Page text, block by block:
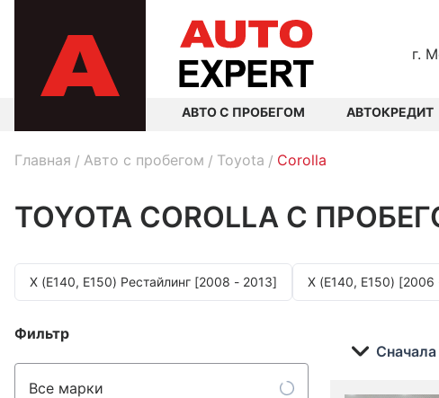
г.
АВТО С ПРОБЕГОМ АВТОКРЕДИТ
Главная Авто с пробегом Toyota Corolla
TOYOTA COROLLA С
X (E140, E150) Рестайлинг [2008 - 2013] X (E140, E150) [2006
Фильтр
Все марки